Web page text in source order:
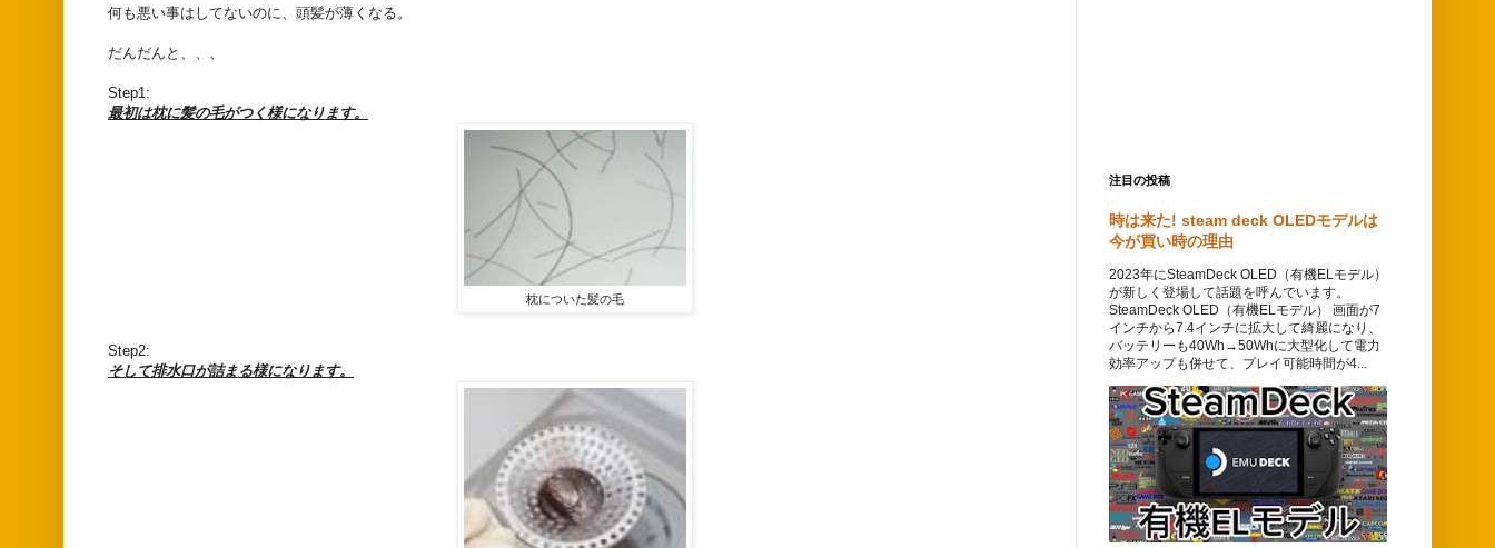
何も悪い事はしてないのに、頭髪が薄くなる。
だんだんと、、、
Step1:
最初は枕に髪の毛がつく様になります。
枕についた髪の毛
Step2:
そして排水口が詰まる様になります。
注目の投稿
時は来た! steam deck OLEDモデルは
今が買い時の理由
2023年にSteamDeck OLED（有機ELモデル）
が新しく登場して話題を呼んでいます。
SteamDeck OLED（有機ELモデル） 画面が7
インチから7.4インチに拡大して綺麗になり、
バッテリーも40Wh→50Whに大型化して電力
効率アップも併せて、プレイ可能時間が4...